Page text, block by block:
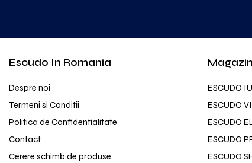
Escudo In Romania
Despre noi
Termeni si Conditii
Politica de Confidentialitate
Contact
Cerere schimb de produse
ESCUDO
ESCUDO
ESCUDO
ESCUDO
ESCUDO